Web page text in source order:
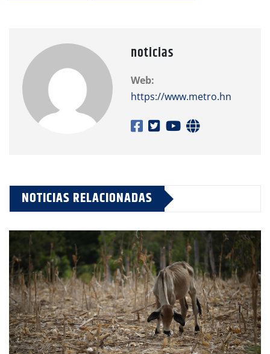
noticias
Web:
https://www.metro.hn
NOTICIAS RELACIONADAS